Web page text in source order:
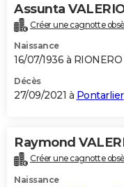
Assunta
Créer une cagnotte
Naissance
16/07/1936 à
Décès
27/09/2021 à Pontarlier
Raymond
Créer une cagnotte
Naissance